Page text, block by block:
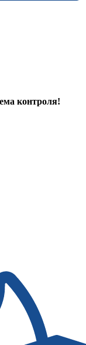
контроля!